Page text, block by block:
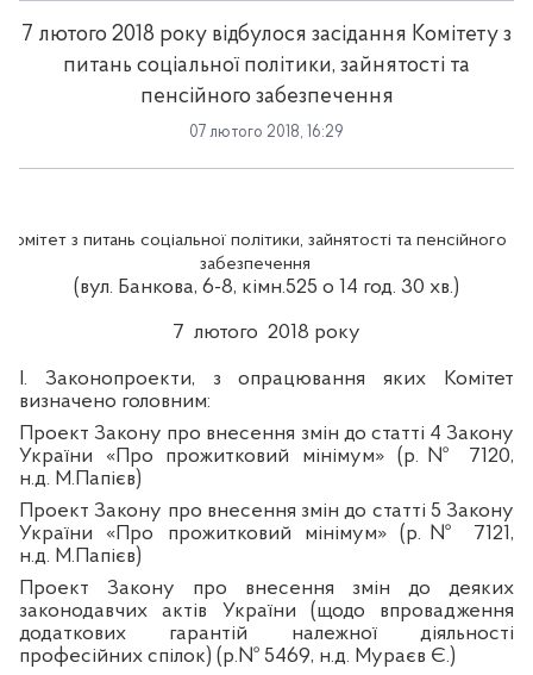
7 лютого 2018 року відбулося засідання Комітету з
питань соціальної політики, зайнятості та
пенсійного забезпечення
07 лютого 2018, 16:29
Комітет з питань соціальної політики, зайнятості та пенсійного
забезпечення
(вул. Банкова, 6-8, кімн.525 о 14 год. 30 хв.)
7 лютого 2018 року
І. Законопроекти, з опрацювання яких Комітет
визначено головним:
Проект Закону про внесення змін до статті 4 Закону
України «Про прожитковий мінімум» (р.№ 7120,
н.д. М.Папієв)
Проект Закону про внесення змін до статті 5 Закону
України «Про прожитковий мінімум» (р.№ 7121,
н.д. М.Папієв)
Проект Закону про внесення змін до деяких
законодавчих актів України (щодо впровадження
додаткових гарантій належної діяльності
професійних спілок) (р.№ 5469, н.д. Мураєв Є.)